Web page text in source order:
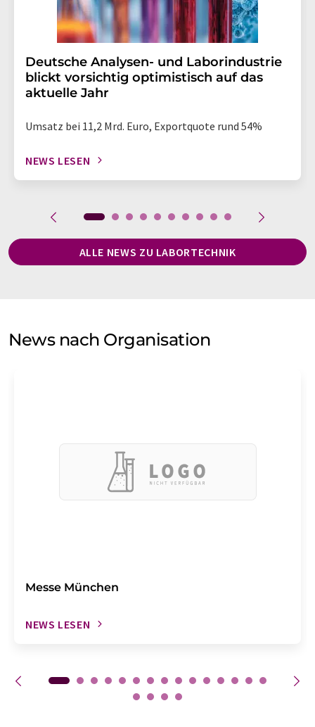
Deutsche Analysen- und Laborindustrie
blickt vorsichtig optimistisch auf das
aktuelle Jahr
Umsatz bei 11,2 Mrd. Euro, Exportquote rund 54%
NEWS LESEN
ALLE NEWS ZU LABORTECHNIK
News nach Organisation
Messe München
NEWS LESEN